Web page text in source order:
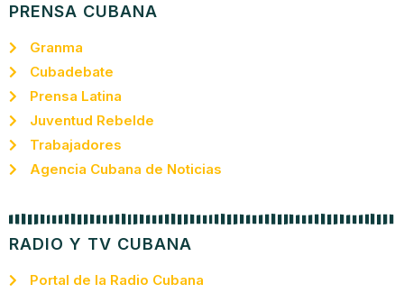
PRENSA CUBANA
Granma
Cubadebate
Prensa Latina
Juventud Rebelde
Trabajadores
Agencia Cubana de Noticias
RADIO Y TV CUBANA
Portal de la Radio Cubana